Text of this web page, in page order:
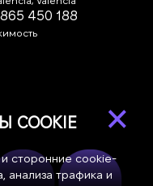
450 188
×
и сторонние cookie-
анализа трафика и